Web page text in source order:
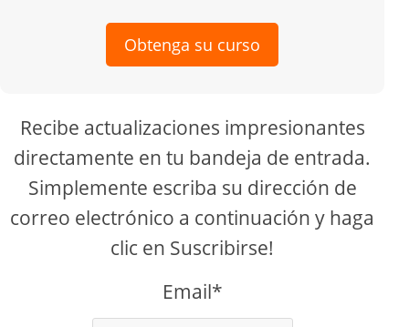
Obtenga su curso
Recibe actualizaciones impresionantes
directamente en tu bandeja de entrada.
Simplemente escriba su dirección de
correo electrónico a continuación y haga
clic en Suscribirse!
Email*